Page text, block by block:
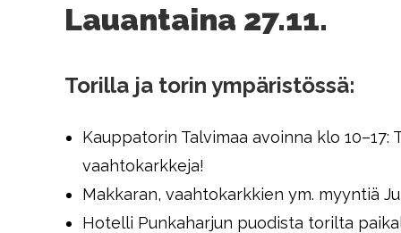
Lauantaina 27.11.
Torilla ja torin ympäristössä:
Kauppatorin Talvimaa avoinna klo
vaahtokarkkeja!
Makkaran, vaahtokarkkien ym. myyntiä
Hotelli Punkaharjun puodista torilta